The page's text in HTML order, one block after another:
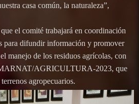
casa común, la naturaleza”,
el comité trabajará en coordinación
para difundir información y promover
manejo de los residuos agrícolas, con
AGRICULTURA-2023, que
agropecuarios.